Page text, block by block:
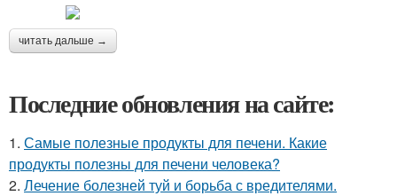
читать дальше →
Последние обновления на сайте:
1. Самые полезные продукты для печени. Какие
продукты полезны для печени человека?
2. Лечение болезней туй и борьба с вредителями.